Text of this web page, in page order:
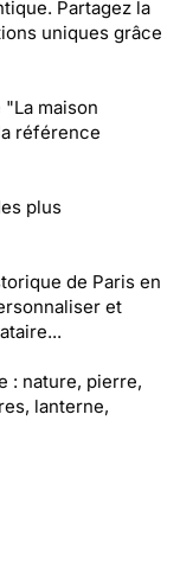
Partagez la
uniques grâce
maison
référence
plus
de Paris en
et
: nature, pierre,
lanterne,